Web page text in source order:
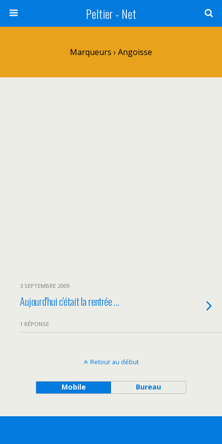
Peltier - Net
Marqueurs › Angoisse
3 SEPTEMBRE 2009
Aujourd'hui c'était la rentrée …
1 RÉPONSE
Retour au début
Mobile Bureau